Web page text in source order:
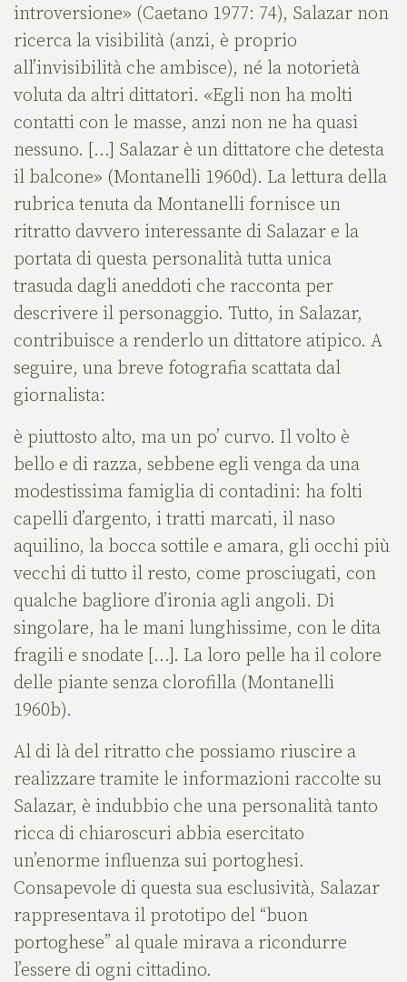
introversione» (Caetano 1977: 74), Salazar non
ricerca la visibilità (anzi, è proprio
all’invisibilità che ambisce), né la notorietà
voluta da altri dittatori. «Egli non ha molti
contatti con le masse, anzi non ne ha quasi
nessuno. […] Salazar è un dittatore che detesta
il balcone» (Montanelli 1960d). La lettura della
rubrica tenuta da Montanelli fornisce un
ritratto davvero interessante di Salazar e la
portata di questa personalità tutta unica
trasuda dagli aneddoti che racconta per
descrivere il personaggio. Tutto, in Salazar,
contribuisce a renderlo un dittatore atipico. A
seguire, una breve fotografia scattata dal
giornalista:
è piuttosto alto, ma un po’ curvo. Il volto è
bello e di razza, sebbene egli venga da una
modestissima famiglia di contadini: ha folti
capelli d’argento, i tratti marcati, il naso
aquilino, la bocca sottile e amara, gli occhi più
vecchi di tutto il resto, come prosciugati, con
qualche bagliore d’ironia agli angoli. Di
singolare, ha le mani lunghissime, con le dita
fragili e snodate […]. La loro pelle ha il colore
delle piante senza clorofilla (Montanelli
1960b).
Al di là del ritratto che possiamo riuscire a
realizzare tramite le informazioni raccolte su
Salazar, è indubbio che una personalità tanto
ricca di chiaroscuri abbia esercitato
un’enorme influenza sui portoghesi.
Consapevole di questa sua esclusività, Salazar
rappresentava il prototipo del “buon
portoghese” al quale mirava a ricondurre
l’essere di ogni cittadino.